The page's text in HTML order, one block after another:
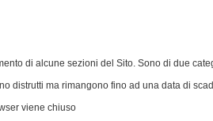
di alcune sezioni del Sito. Sono di due
ma rimangono fino ad una data di
viene chiuso